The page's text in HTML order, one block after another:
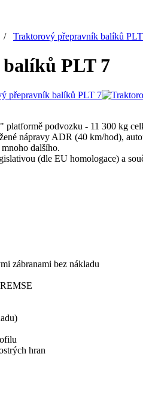
/ Traktorový přepravník balíků
PLT 7
podvozku - 11 300 kg
nápravy ADR (40 km/hod),
dalšího.
(dle EU homologace) a
zábranami bez nákladu
hran